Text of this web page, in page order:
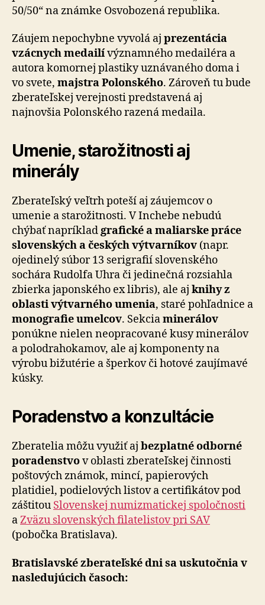
50/50“ na známke Osvobozená republika.
Záujem nepochybne vyvolá aj prezentácia
vzácnych medailívýznamného medailéra a
autora komornej plastiky uznávaného doma i
vo svete, majstra Polonského. Zároveň tu bude
zberateľskej verejnosti predstavená aj
najnovšia Polonského razená medaila.
Umenie, starožitnosti aj
minerály
Zberateľský veľtrh poteší aj záujemcov o
umenie a starožitnosti. V Inchebe nebudú
chýbať napríkladgrafické a maliarske práce
slovenských a českých výtvarníkov (napr.
ojedinelý súbor 13 serigrafií slovenského
sochára Rudolfa Uhra či jedinečná rozsiahla
zbierka japonského ex libris), ale aj knihy z
oblasti výtvarného umenia, staré pohľadnice a
monografie umelcov. Sekciaminerálov
ponúkne nielen neopracované kusy minerálov
a polodrahokamov, ale aj komponenty na
výrobu bižutérie a šperkov či hotové zaujímavé
kúsky.
Poradenstvo a konzultácie
Zberatelia môžu využiť aj bezplatné odborné
poradenstvov oblasti zberateľskej činnosti
poštových známok, mincí, papierových
platidiel, podielových listov a certifikátov pod
záštitou Slovenskej numizmatickej spoločnosti
aZväzu slovenských filatelistov pri SAV
(pobočka Bratislava).
Bratislavské zberateľské dni sa uskutočnia v
nasledujúcich časoch: